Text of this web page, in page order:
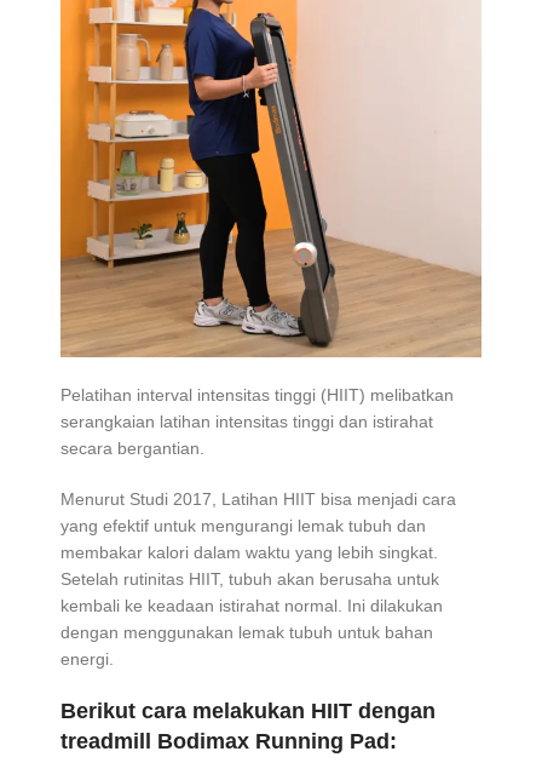
Pelatihan interval intensitas tinggi (HIIT) melibatkan
serangkaian latihan intensitas tinggi dan istirahat
secara bergantian.
Menurut Studi 2017, Latihan HIIT bisa menjadi cara
yang efektif untuk mengurangi lemak tubuh dan
membakar kalori dalam waktu yang lebih singkat.
Setelah rutinitas HIIT, tubuh akan berusaha untuk
kembali ke keadaan istirahat normal. Ini dilakukan
dengan menggunakan lemak tubuh untuk bahan
energi.
Berikut cara melakukan HIIT dengan
treadmill Bodimax Running Pad: